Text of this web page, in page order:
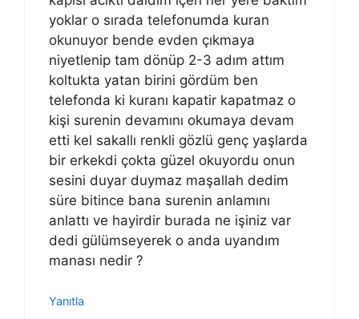
yoklar o sırada telefonumda kuran
okunuyor bende evden çıkmaya
niyetlenip tam dönüp 2-3 adım attım
koltukta yatan birini gördüm ben
telefonda ki kuranı kapatir kapatmaz o
kişi surenin devamını okumaya devam
etti kel sakallı renkli gözlü genç yaşlarda
bir erkekdi çokta güzel okuyordu onun
sesini duyar duymaz maşallah dedim
süre bitince bana surenin anlamını
anlattı ve hayirdir burada ne işiniz var
dedi gülümseyerek o anda uyandım
manası nedir ?
Yanıtla